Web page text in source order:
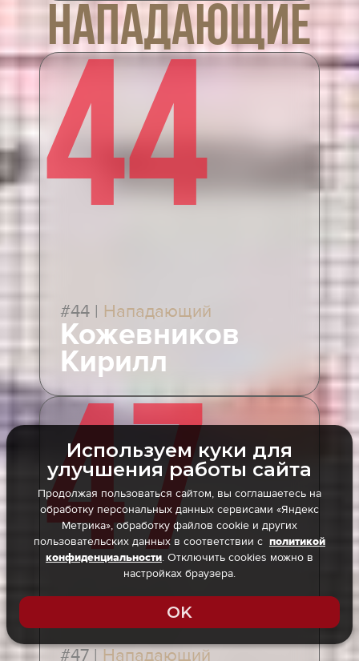
НАПАДАЮЩИЕ
44
#44 | Нападающий
Кожевников
Кирилл
47
#47 | Нападающий
Используем куки для
улучшения работы сайта
Продолжая пользоваться сайтом, вы соглашаетесь на
обработку персональных данных сервисами «Яндекс
Метрика», обработку файлов cookie и других
пользовательских данных в соответствии с политикой
конфиденциальности. Отключить cookies можно в
настройках браузера.
OK